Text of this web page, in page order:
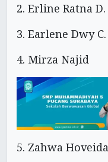
2. Erline Ratna D.
3. Earlene Dwy C.
4. Mirza Najid
5. Zahwa Hoveida